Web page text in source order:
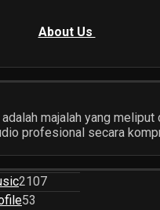
About Us
majalah yang meliput
profesional secara
2107
53